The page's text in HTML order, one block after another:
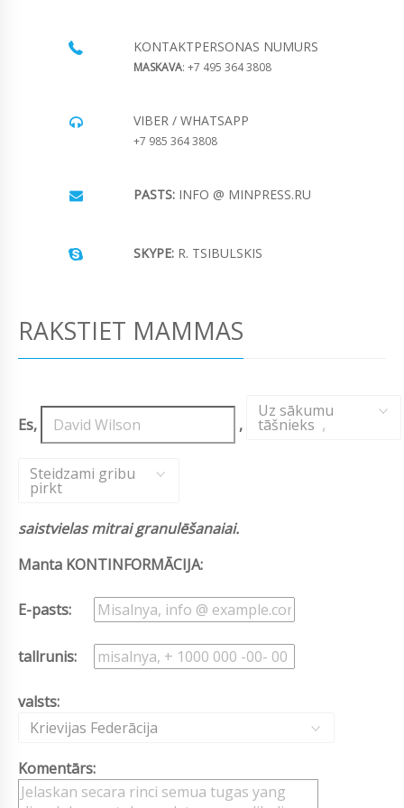
KONTAKTPERSONAS NUMURS
MASKAVA: +7 495 364 3808
VIBER / WHATSAPP
+7 985 364 3808
PASTS: INFO @ MINPRESS.RU
SKYPE: R. TSIBULSKIS
RAKSTIET MAMMAS
Es, ,
Uz sākumu
tāšnieks ,
Steidzami gribu
pirkt
saistvielas mitrai granulēšanaiai.
Manta KONTINFORMĀCIJA:
E-pasts:
tallrunis:
valsts:
Krievijas Federācija
Komentārs: